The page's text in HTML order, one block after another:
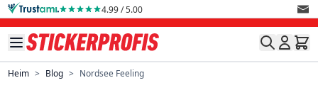
Direkt zum Inhalt 4.99 / 5.00
Heim > Blog > Nordsee Feeling